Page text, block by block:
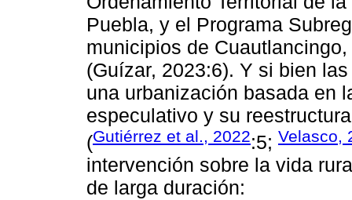
Puebla, y el Programa
municipios de
(Guízar, 2023:6). Y si bien
una urbanización basada en
especulativo y su
(Gutiérrez et al., 2022:5; Velasco,
intervención sobre la vida
de larga duración: